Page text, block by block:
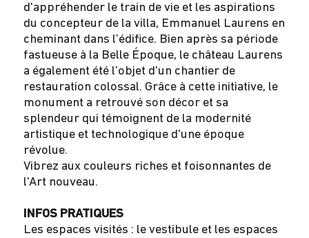
d'appréhender le train de vie et les aspirations
du concepteur de la villa, Emmanuel Laurens en
cheminant dans l’édifice. Bien après sa période
fastueuse à la Belle Époque, le château Laurens
a également été l’objet d'un chantier de
restauration colossal. Grâce à cette initiative, le
monument a retrouvé son décor et sa
splendeur qui témoignent de la modernité
artistique et technologique d'une époque
révolue.
Vibrez aux couleurs riches et foisonnantes de
l'Art nouveau.
INFOS PRATIQUES
Les espaces visités : le vestibule et les espaces